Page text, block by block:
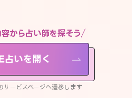
から占い師を探そう
いを開く
ービスページへ遷移します